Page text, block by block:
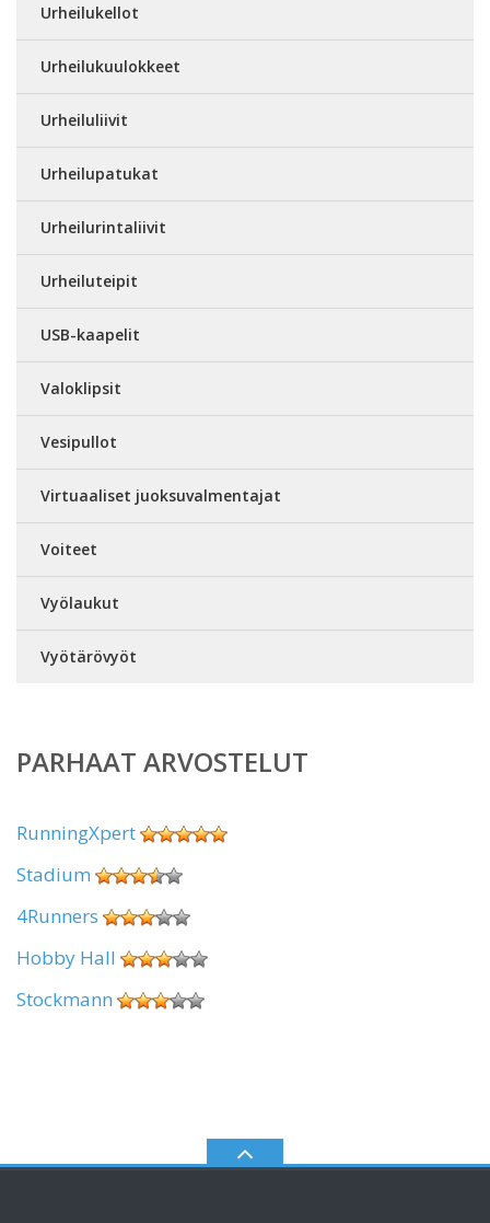
Urheilukellot
Urheilukuulokkeet
Urheiluliivit
Urheilupatukat
Urheilurintaliivit
Urheiluteipit
USB-kaapelit
Valoklipsit
Vesipullot
Virtuaaliset juoksuvalmentajat
Voiteet
Vyölaukut
Vyötärövyöt
PARHAAT ARVOSTELUT
RunningXpert
Stadium
4Runners
Hobby Hall
Stockmann